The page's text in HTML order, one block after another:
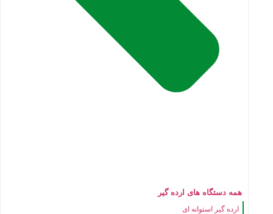
همه دستگاه های ارده گیر
ارده گیر استوانه ای